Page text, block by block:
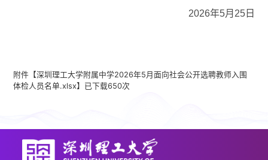
2026年5月 25日
附件【深圳理工大学附属中学2026年5月面向社会公开选聘教师入围
体检人员名单.xlsx】已下载650次